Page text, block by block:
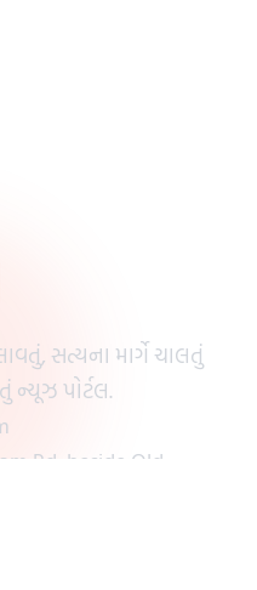
સત્યના માર્ગે ચાલતું
પોર્ટલ.
Rd, beside Old